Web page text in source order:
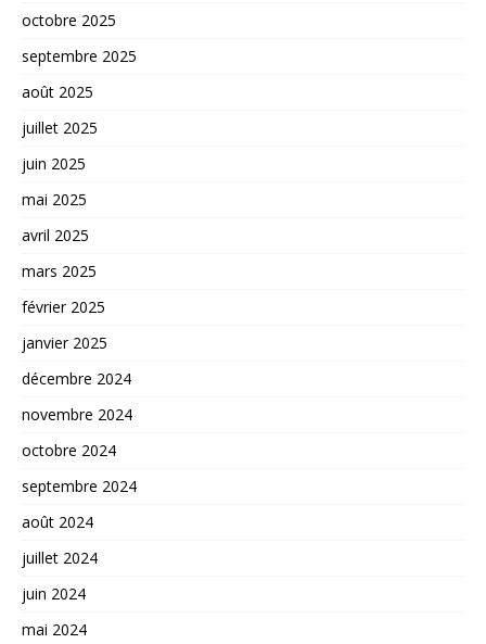
octobre 2025
septembre 2025
août 2025
juillet 2025
juin 2025
mai 2025
avril 2025
mars 2025
février 2025
janvier 2025
décembre 2024
novembre 2024
octobre 2024
septembre 2024
août 2024
juillet 2024
juin 2024
mai 2024